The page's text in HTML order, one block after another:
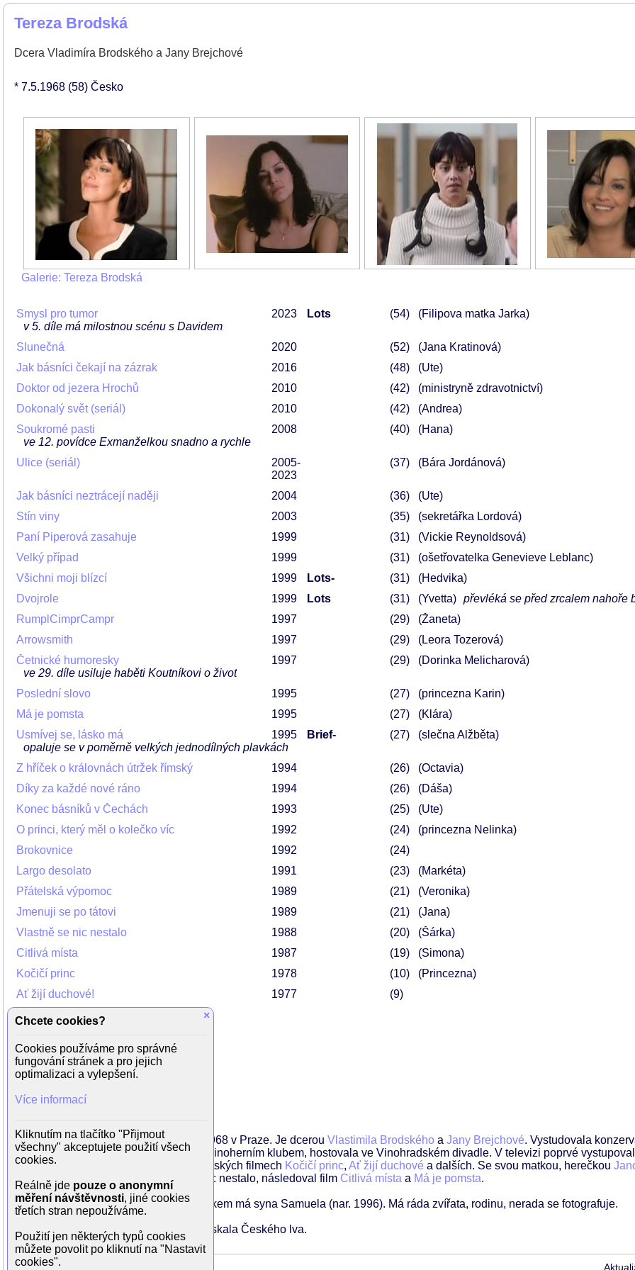
Tereza Brodská
Dcera Vladimíra Brodského a Jany Brejchové
* 7.5.1968 (58) Česko
Galerie: Tereza Brodská
Smysl pro tumor 2023 Lots 54
(Filipova matka Jarka)
v 5. díle má milostnou scénu s Davidem
Slunečná
2020 52
(Jana Kratinová)
Jak básníci čekají na zázrak
2016 48
(Ute)
Doktor od jezera Hrochů
2010 42
(ministryně zdravotnictví)
Dokonalý svět (seriál)
2010 42
(Andrea)
Soukromé pasti
2008 40
(Hana)
ve 12. povídce Exmanželkou snadno a rychle
Ulice (seriál)
2005-
2023
37 (Bára Jordánová)
Jak básníci neztrácejí naději 2004 36
(Ute)
Stín viny
2003 35
(sekretářka Lordová)
Paní Piperová zasahuje
1999 31
(Vickie Reynoldsová)
Velký případ
1999 31
(ošetřovatelka Genevieve Leblanc)
Všichni moji blízcí
1999 Lots- 31
(Hedvika)
Dvojrole
1999 Lots 31 (Yvetta)
převléká se před zrcalem nahoře
RumplCimprCampr
1997 29
(Žaneta)
Arrowsmith
1997 29
(Leora Tozerová)
Četnické humoresky
1997 29
(Dorinka Melicharová)
ve 29. díle usiluje haběti Koutníkovi o život
Poslední slovo
1995 27
(princezna Karin)
Má je pomsta
1995 27
(Klára)
Usmívej se, lásko má
1995 Brief- 27
(slečna Alžběta)
opaluje se v poměrně velkých jednodílných plavkách
Z hříček o královnách útržek římský
1994 26
(Octavia)
Díky za každé nové ráno
1994 26
(Dáša)
Konec básníků v Čechách
1993 25
(Ute)
O princi, který měl o kolečko víc
1992 24
(princezna Nelinka)
Brokovnice
1992
24
Largo desolato
1991 23
(Markéta)
Přátelská výpomoc
1989 21
(Veronika)
Jmenuji se po tátovi
1989 21
(Jana)
Vlastně se nic nestalo
1988 20
(Šárka)
Citlivá místa
1987 19
(Simona)
Kočičí princ
1978 10
(Princezna)
Ať žijí duchové!
1977 9
Rodinné vztahy
matka Jana Brejchová
otec Vlastimil Brodský
Tereza Brodská se narodila 7. května 1968 v Praze. Je dcerou Vlastimila Brodského a Jany Brejchové. Vystudovala
divadly v Plzni, divadlem Na zábradlí, Činoherním klubem, hostovala ve Vinohradském divadle. V televizi poprvé
seriálu Vlak dětství a naděje, hrála v dětských filmech Kočičí princ, Ať žijí duchové a dalších. Se svou matkou, herečkou
si poprvé zahrála ve filmu Vlastně se nic nestalo, následoval film Citlivá místa a Má je pomsta.
Je vdaná, s manželem Herbertem Slavíkem má syna Samuela (nar. 1996). Má ráda zvířata, rodinu, nerada se fotografuje.
Za vedlejší roli ve filmu Má je pomsta získala Českého lva.
×
Chcete cookies?
Cookies používáme pro správné
fungování stránek a pro jejich
optimalizaci a vylepšení.
Více informací
Kliknutím na tlačítko "Přijmout
všechny" akceptujete použití všech
cookies.
Reálně jde pouze o anonymní
měření návštěvnosti, jiné cookies
třetích stran nepoužíváme.
Použití jen některých typů cookies
můžete povolit po kliknutí na "Nastavit
cookies".